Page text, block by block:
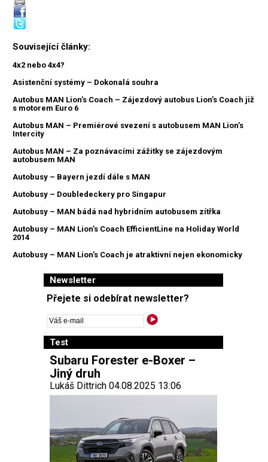
Související články:
4x2 nebo 4x4?
Asistenční systémy – Dokonalá souhra
Autobus MAN Lion’s Coach – Zájezdový autobus Lion’s Coach již
s motorem Euro 6
Autobus MAN – Premiérové svezení s autobusem MAN Lion’s
Intercity
Autobus MAN – Za poznávacími zážitky se zájezdovým
autobusem MAN
Autobusy – Bayern jezdí dále s MAN
Autobusy – Doubledeckery pro Singapur
Autobusy – MAN bádá nad hybridním autobusem zítřka
Autobusy – MAN Lion’s Coach EfficientLine na Holiday World
2014
Autobusy – MAN Lion’s Coach je atraktivní nejen ekonomicky
Newsletter
Přejete si odebírat newsletter?
Test
Subaru Forester e-Boxer –
Jiný druh
Lukáš Dittrich 04.08.2025 13:06